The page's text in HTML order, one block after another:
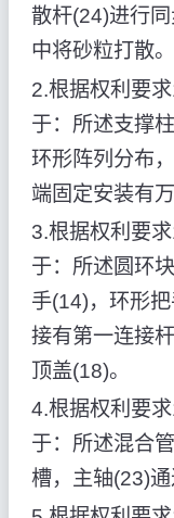
散杆(24)进行
中将砂粒打散。
2.根据权利要
于：所述支撑
环形阵列分布
端固定安装有
3.根据权利要
于：所述圆环
手(14)，环形
接有第一连接
顶盖(18)。
4.根据权利要
于：所述混合
槽，主轴(23)通